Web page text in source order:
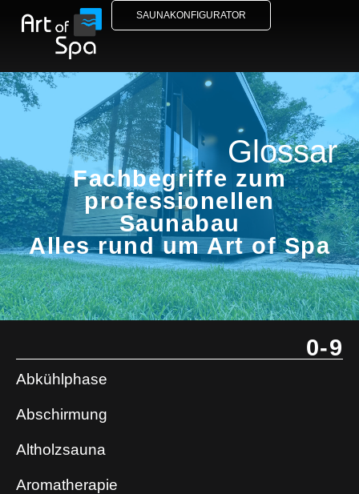
SAUNAKONFIGURATOR
Glossar
Fachbegriffe zum
professionellen
Saunabau
Alles rund um Art of Spa
0-9
Abkühlphase
Abschirmung
Altholzsauna
Aromatherapie